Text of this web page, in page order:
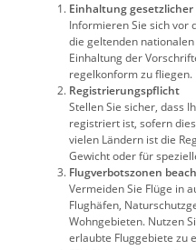
Einhaltung gesetzlicher
Informieren Sie sich vor
die geltenden
Einhaltung der
regelkonform zu fliegen.
Registrierungspflicht
Stellen Sie sicher, dass
registriert ist, sofern
vielen Ländern ist die
Gewicht oder für
Flugverbotszonen
Vermeiden Sie Flüge in
Flughäfen,
Wohngebieten. Nutzen
erlaubte Fluggebiete zu